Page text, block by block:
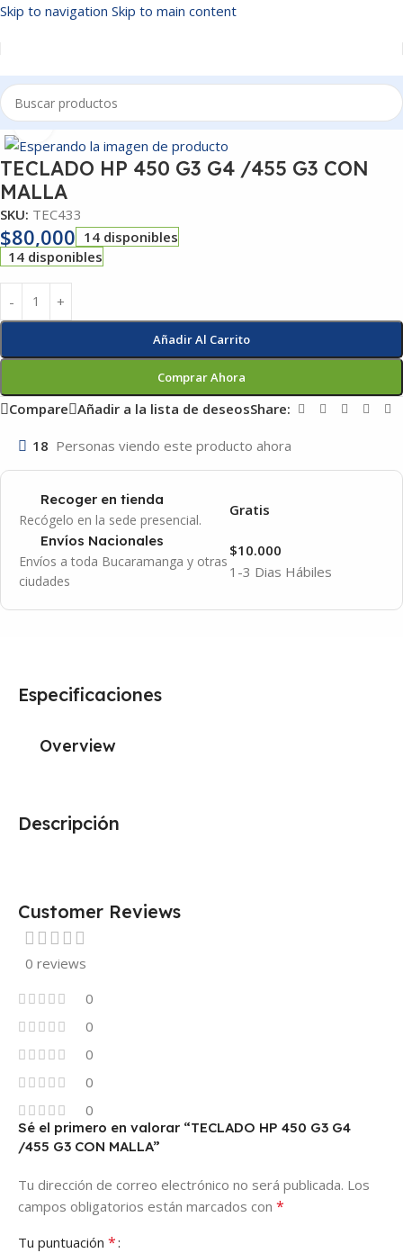
Skip to navigation Skip to main content
Inicio/TECLADOS
Click to enlarge
TECLADO HP 450 G3 G4 /455 G3 CON
MALLA
SKU: TEC433
$80,000 14 disponibles
14 disponibles
Añadir Al Carrito
Comprar Ahora
Compare Añadir a la lista de deseosShare:
18 Personas viendo este producto ahora
Recoger en tienda
Recógelo en la sede presencial.
Gratis
Envíos Nacionales
Envíos a toda Bucaramanga y otras
ciudades
1-3 Dias Hábiles
$10.000
Descripción
Especificaciones
Overview
Customer Reviews
0 reviews
0
0
0
0
0
Sé el primero en valorar “TECLADO HP 450 G3 G4
/455 G3 CON MALLA”
Tu dirección de correo electrónico no será publicada. Los
campos obligatorios están marcados con *
Tu puntuación *